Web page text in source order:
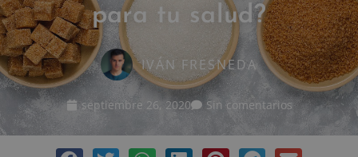
para tu salud?
IVÁN FRESNEDA
septiembre 26, 2020 Sin comentarios